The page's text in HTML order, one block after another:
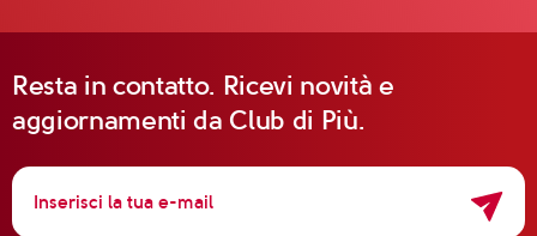
Resta in contatto. Ricevi novità e
aggiornamenti da Club di Più.